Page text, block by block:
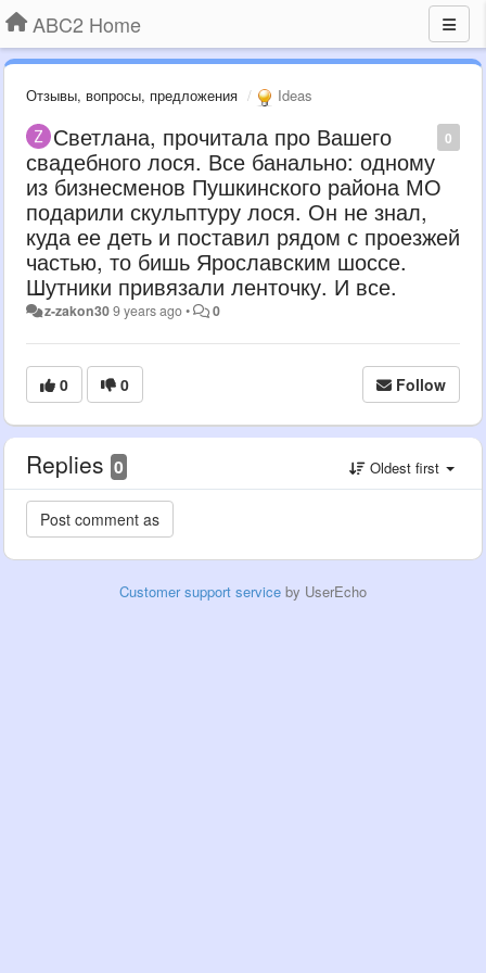
ABC2 Home
Отзывы, вопросы, предложения Ideas
0
Светлана, прочитала про Вашего
свадебного лося. Все банально: одному
из бизнесменов Пушкинского района МО
подарили скульптуру лося. Он не знал,
куда ее деть и поставил рядом с проезжей
частью, то бишь Ярославским шоссе.
Шутники привязали ленточку. И все.
z-zakon309 years ago• 0
0 0 Follow
Replies 0 Oldest first
Customer support service by UserEcho